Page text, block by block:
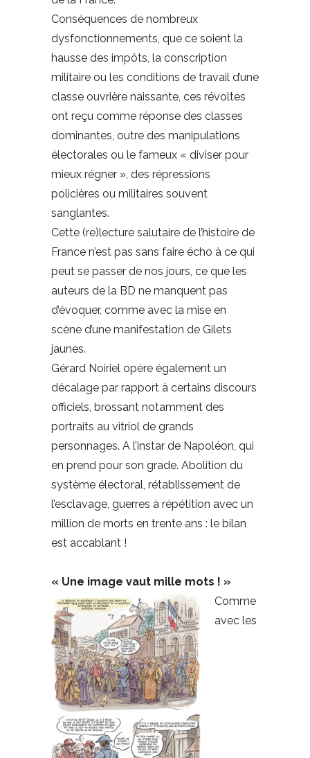
Conséquences de nombreux
dysfonctionnements, que ce soient la
hausse des impôts, la conscription
militaire ou les conditions de travail d’une
classe ouvrière naissante, ces révoltes
ont reçu comme réponse des classes
dominantes, outre des manipulations
électorales ou le fameux « diviser pour
mieux régner », des répressions
policières ou militaires souvent
sanglantes.
Cette (re)lecture salutaire de l’histoire de
France n’est pas sans faire écho à ce qui
peut se passer de nos jours, ce que les
auteurs de la BD ne manquent pas
d’évoquer, comme avec la mise en
scène d’une manifestation de Gilets
jaunes.
Gérard Noiriel opère également un
décalage par rapport à certains discours
officiels, brossant notamment des
portraits au vitriol de grands
personnages. A l’instar de Napoléon, qui
en prend pour son grade. Abolition du
système électoral, rétablissement de
l’esclavage, guerres à répétition avec un
million de morts en trente ans : le bilan
est accablant !
« Une image vaut mille mots ! »
Comme
avec les